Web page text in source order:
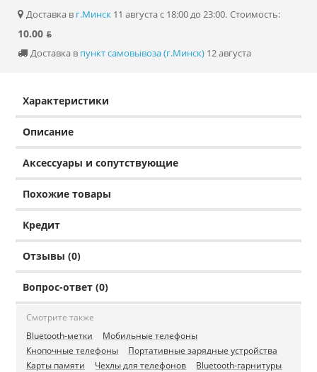
Доставка в г.Минск 11 августа с 18:00 до 23:00. Стоимость:
10.00 ƃ
Доставка в пункт самовывоза (г.Минск) 12 августа
Характеристики
Описание
Аксессуары и сопутствующие
Похожие товары
Кредит
Отзывы (0)
Вопрос-ответ (0)
Смотрите также
Bluetooth-метки
Мобильные телефоны
Кнопочные телефоны
Портативные зарядные устройства
Карты памяти
Чехлы для телефонов
Bluetooth-гарнитуры